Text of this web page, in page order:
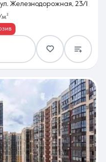
Железнодорожная, 23/1